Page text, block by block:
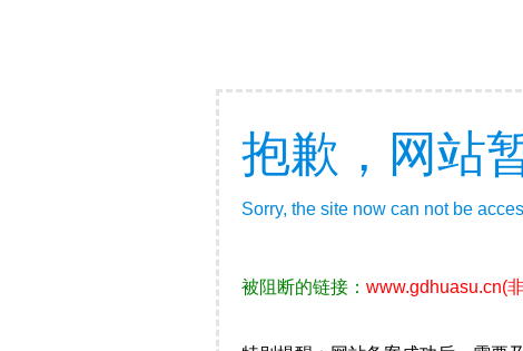
抱歉，网站
Sorry, the site now can not be
被阻断的链接： www.gdhuasu.cn(